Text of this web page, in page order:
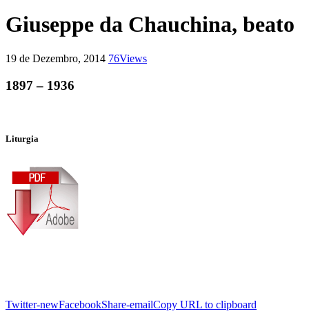
Giuseppe da Chauchina, beato
19 de Dezembro, 2014 76Views
1897 – 1936
Liturgia
Twitter-newFacebookShare-emailCopy URL to clipboard